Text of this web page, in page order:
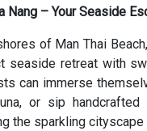
Nang – Your Seaside
of Man Thai
seaside retreat with
can immerse
or sip
the sparkling cityscape